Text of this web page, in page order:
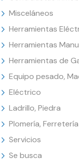
Misceláneos
Herramientas
Herramientas
Herramientas de
Equipo pesado,
Eléctrico
Ladrillo, Piedra
Plomería, Ferretería
Servicios
Se busca